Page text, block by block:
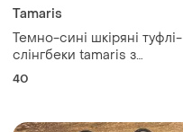
Tamaris
Темно-сині шкіряні туфлі-
слінгбеки tamaris з
відкритою п'ятою (р. 40)
40